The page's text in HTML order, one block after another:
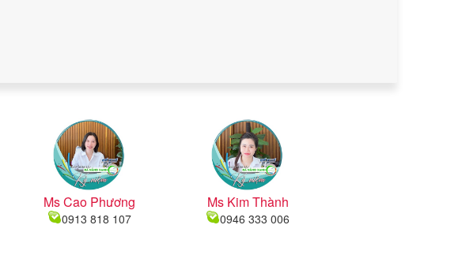
Ms Cao Phương
0913 818 107
Ms Kim Thành
0946 333 006